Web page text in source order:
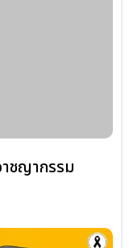
ชญากรรม